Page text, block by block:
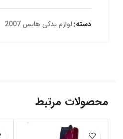
دسته: لوازم یدکی هایس 2007
محصولات مرتبط